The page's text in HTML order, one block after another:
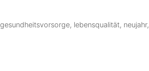
gesundheitsvorsorge, lebensqualität, neujahr,